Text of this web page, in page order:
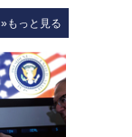
»もっと見る